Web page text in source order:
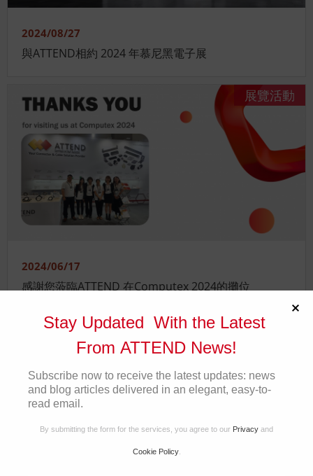
Stay Updated With the Latest
From ATTEND News!
Subscribe now to receive the latest updates: news
and blog articles delivered in an elegant, easy-to-
read email.
By submitting the form for the services, you agree to our Privacy and
Cookie Policy.
2024/08/27
與ATTEND相約 2024 年慕尼黑電子展
展覽活動
2024/06/17
感謝您蒞臨ATTEND 在Computex 2024的攤位
展覽活動